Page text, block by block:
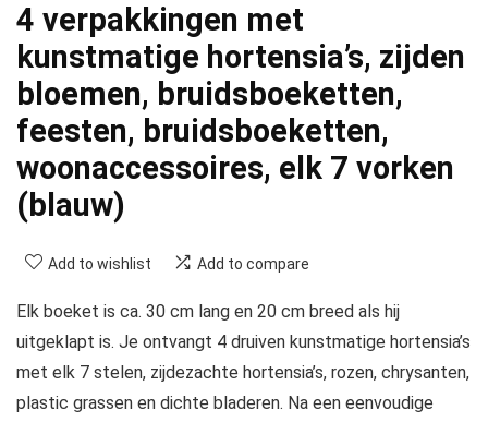
4 verpakkingen met
kunstmatige hortensia’s, zijden
bloemen, bruidsboeketten,
feesten, bruidsboeketten,
woonaccessoires, elk 7 vorken
(blauw)
Add to wishlist Add to compare
Elk boeket is ca. 30 cm lang en 20 cm breed als hij
uitgeklapt is. Je ontvangt 4 druiven kunstmatige hortensia’s
met elk 7 stelen, zijdezachte hortensia’s, rozen, chrysanten,
plastic grassen en dichte bladeren. Na een eenvoudige